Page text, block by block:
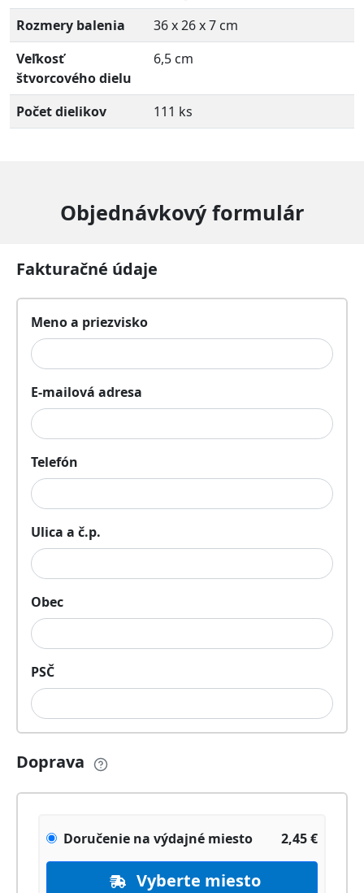
Rozmery balenia
36 x 26 x 7 cm
Veľkosť
štvorcového dielu
6,5 cm
Počet dielikov 111 ks
Objednávkový formulár
Fakturačné údaje
Meno a priezvisko
E-mailová adresa
Telefón
Ulica a č.p.
Obec
PSČ
Doprava
Doručenie na výdajné miesto 2,45€